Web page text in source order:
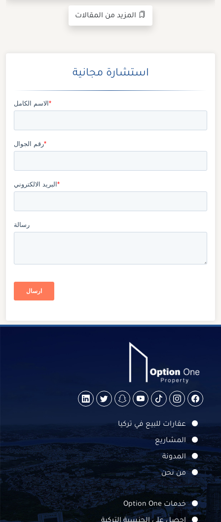
المزيد من المقالات
استشارة مجانية
عقارات للبيع في تركيا
المشاريع
المدونة
من نحن
خدمات Option One